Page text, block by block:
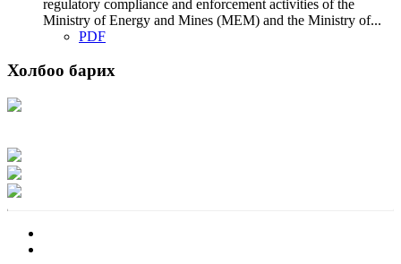
regulatory compliance and enforcement activities of the
Ministry of Energy and Mines (MEM) and the Ministry of...
PDF
Холбоо барих